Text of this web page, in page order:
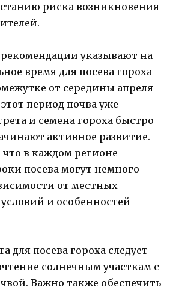
риска возникновения
указывают на
время для посева гороха
от середины апреля
период почва уже
и семена гороха быстро
активное развитие.
в каждом регионе
посева могут немного
от местных
и особенностей
для посева гороха следует
солнечным участкам с
Важно также обеспечить